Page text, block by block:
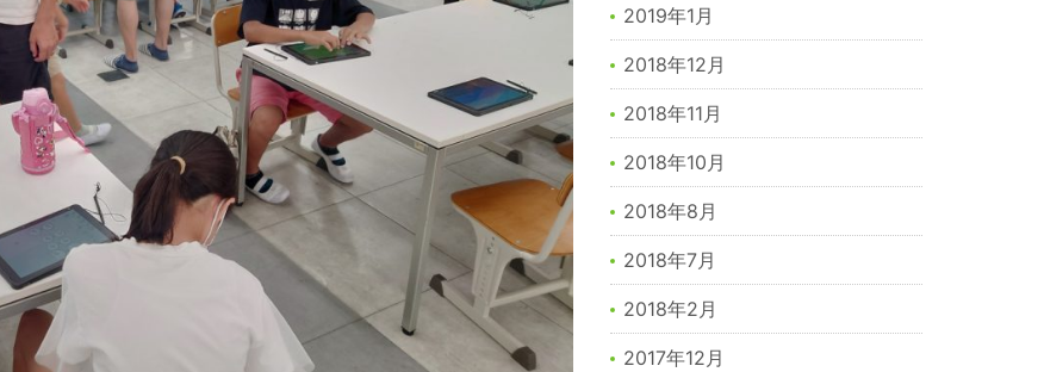
2019年1月
2018年12月
2018年11月
2018年10月
2018年8月
2018年7月
2018年2月
2017年12月